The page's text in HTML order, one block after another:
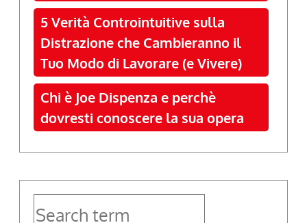
5 Verità Controintuitive sulla
Distrazione che Cambieranno il
Tuo Modo di Lavorare (e Vivere)
Chi è Joe Dispenza e perchè
dovresti conoscere la sua opera